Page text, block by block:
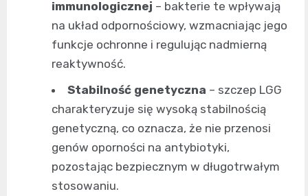
immunologicznej – bakterie te wpływają
na układ odpornościowy, wzmacniając jego
funkcje ochronne i regulując nadmierną
reaktywność.
Stabilność genetyczna – szczep LGG
charakteryzuje się wysoką stabilnością
genetyczną, co oznacza, że nie przenosi
genów oporności na antybiotyki,
pozostając bezpiecznym w długotrwałym
stosowaniu.